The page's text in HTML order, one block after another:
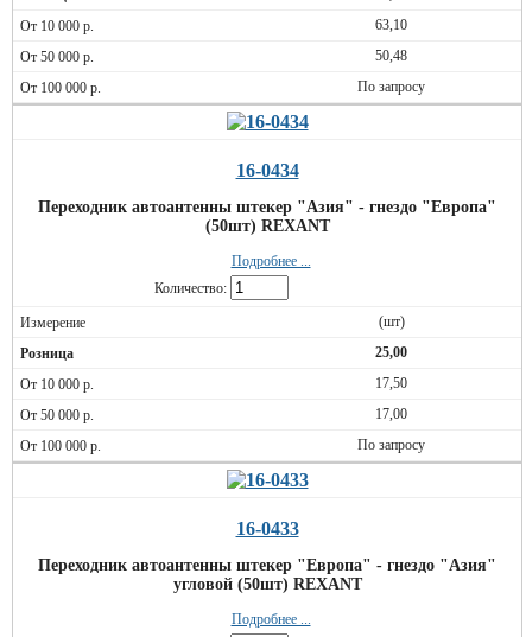
63,10
50,48
По запросу
16-0434
Переходник автоантенны штекер "Азия" - гнездо "Европа"
(50шт) REXANT
Подробнее ...
Количество:
(шт)
25,00
17,50
17,00
По запросу
16-0433
Переходник автоантенны штекер "Европа" - гнездо "Азия"
угловой (50шт) REXANT
Подробнее ...